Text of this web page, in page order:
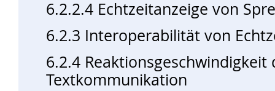
6.2.2.4 Echtzeitanzeige von
6.2.3 Interoperabilität von
6.2.4 Reaktionsgeschwindigkeit
Textkommunikation